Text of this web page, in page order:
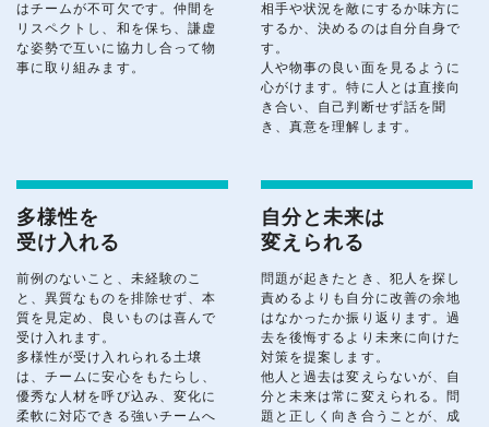
はチームが不可欠です。仲間を
リスペクトし、和を保ち、謙虚
な姿勢で互いに協力し合って物
事に取り組みます。
相手や状況を敵にするか味方に
するか、決めるのは自分自身で
す。
人や物事の良い面を見るように
心がけます。特に人とは直接向
き合い、自己判断せず話を聞
き、真意を理解します。
多様性を
受け入れる
前例のないこと、未経験のこ
と、異質なものを排除せず、本
質を見定め、良いものは喜んで
受け入れます。
多様性が受け入れられる土壌
は、チームに安心をもたらし、
優秀な人材を呼び込み、変化に
柔軟に対応できる強いチームへ
自分と未来は
変えられる
問題が起きたとき、犯人を探し
責めるよりも自分に改善の余地
はなかったか振り返ります。過
去を後悔するより未来に向けた
対策を提案します。
他人と過去は変えらないが、自
分と未来は常に変えられる。問
題と正しく向き合うことが、成